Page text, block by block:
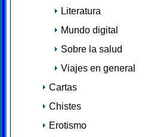
Literatura
Mundo digital
Sobre la salud
Viajes en general
Cartas
Chistes
Erotismo